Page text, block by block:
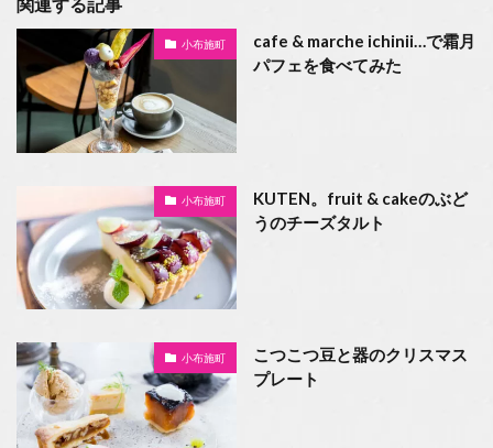
小布施町
cafe & marche ichinii…で霜月
パフェを食べてみた
小布施町
KUTEN。fruit & cakeのぶど
うのチーズタルト
小布施町
こつこつ豆と器のクリスマス
プレート